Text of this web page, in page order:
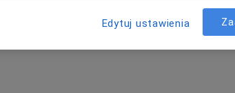
Edytuj ustawienia